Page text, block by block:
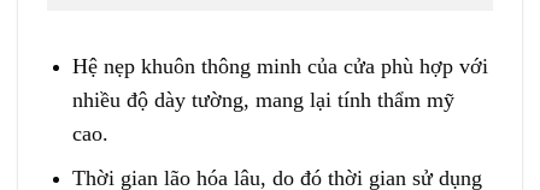
Hệ nẹp khuôn thông minh của cửa phù hợp với
nhiều độ dày tường, mang lại tính thẩm mỹ
cao.
Thời gian lão hóa lâu, do đó thời gian sử dụng